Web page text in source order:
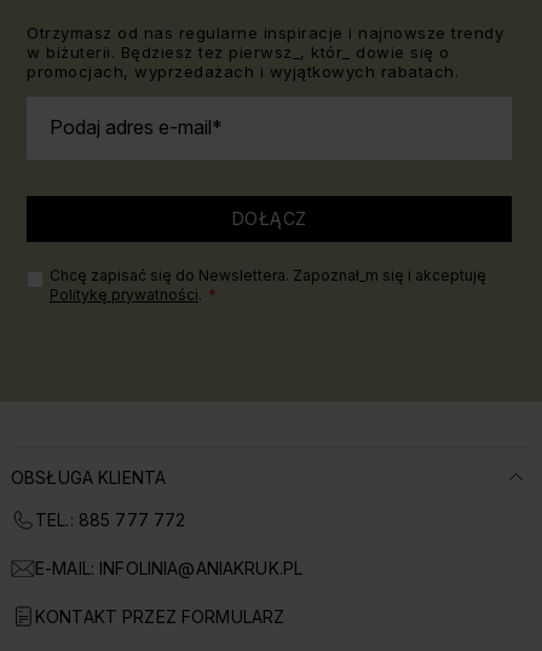
Otrzymasz od nas regularne inspiracje i najnowsze trendy
w biżuterii. Będziesz też pierwsz_, któr_ dowie się o
promocjach, wyprzedażach i wyjątkowych rabatach.
Podaj adres e-mail
DOŁĄCZ
Chcę zapisać się do Newslettera. Zapoznał_m się i akceptuję
Politykę prywatności.
OBSŁUGA KLIENTA
TEL.: 885 777 772
E-MAIL: INFOLINIA@ANIAKRUK.PL
KONTAKT PRZEZ FORMULARZ